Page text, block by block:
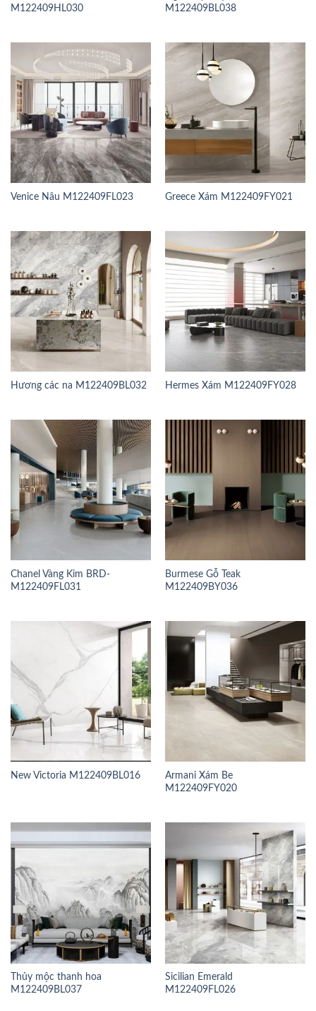
M122409HL030
M122409BL038
Venice Nâu M122409FL023 Greece Xám M122409FY021
Hương các na M122409BL032 Hermes Xám M122409FY028
Chanel Vàng Kim BRD-
M122409FL031
Burmese Gỗ Teak
M122409BY036
New Victoria M122409BL016
Armani Xám Be
M122409FY020
Thủy mộc thanh hoa
M122409BL037
Sicilian Emerald
M122409FL026